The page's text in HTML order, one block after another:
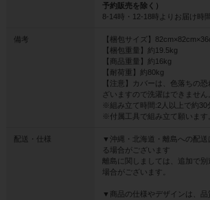
予約販売を除く）
8-14時・12-18時よりお届け時
備考
【梱包サイズ】
【梱包重量】約19.5kg
【商品重量】約16kg
【耐荷重】約80kg
【注意】カバーは、色落ちの
ざいますので洗濯はできません
※組み立て時間:2人以上で約30
※付属工具で組み立て願います
配送・仕様
▼沖縄・北海道・離島への配送
る場合がございます
離島に関しましては、追加で
場合がございます。
▼商品の仕様やデザインは、